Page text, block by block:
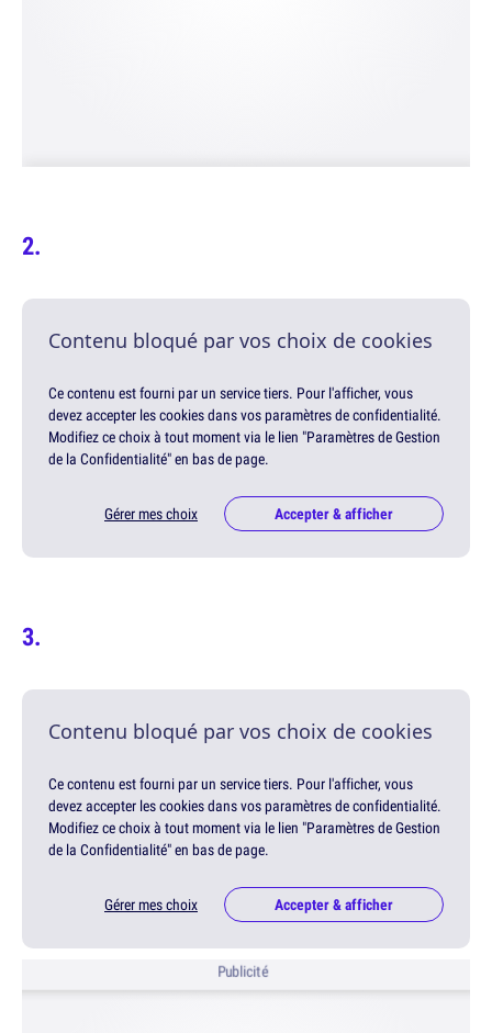
Contenu bloqué par vos choix de cookies
Ce contenu est fourni par un service tiers. Pour l'afficher, vous
devez accepter les cookies dans vos paramètres de confidentialité.
Modifiez ce choix à tout moment via le lien "Paramètres de Gestion
de la Confidentialité" en bas de page.
Gérer mes choix Accepter & afficher
Contenu bloqué par vos choix de cookies
Ce contenu est fourni par un service tiers. Pour l'afficher, vous
devez accepter les cookies dans vos paramètres de confidentialité.
Modifiez ce choix à tout moment via le lien "Paramètres de Gestion
de la Confidentialité" en bas de page.
Gérer mes choix Accepter & afficher
Publicité